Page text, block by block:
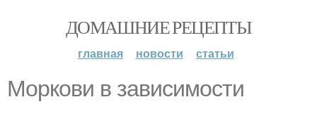
ДОМАШНИЕ РЕЦЕПТЫ
главная новости статьи
Моркови в зависимости